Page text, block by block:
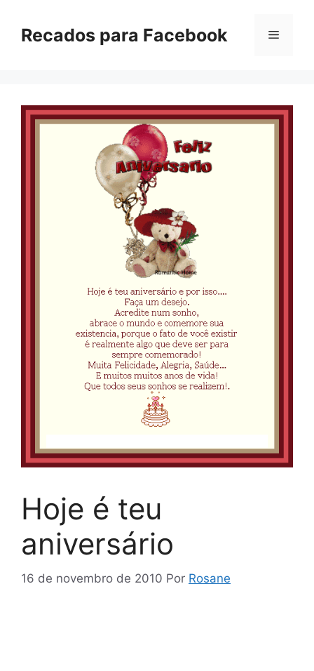
paraRecados para Facebook Menu
Hoje é teu
aniversário
16 de novembro de 2010 Por Rosane